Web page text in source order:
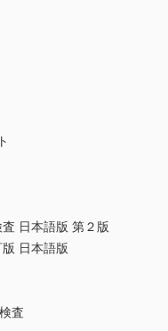
日本語版 第２版
日本語版
査